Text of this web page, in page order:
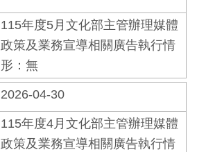
115年度5月文化部主管辦理媒體
政策及業務宣導相關廣告執行情
形：無
2026-04-30
115年度4月文化部主管辦理媒體
政策及業務宣導相關廣告執行情